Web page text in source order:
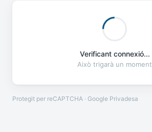
Verificant connexió...
Això trigarà un moment
Protegit per reCAPTCHA · Google Privadesa